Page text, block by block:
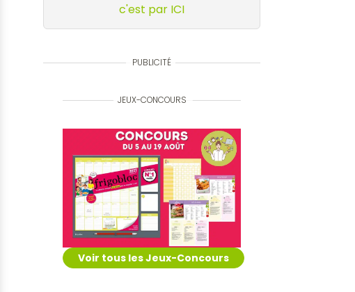
c'est par ICI
PUBLICITÉ
JEUX-CONCOURS
Voir tous les Jeux-Concours